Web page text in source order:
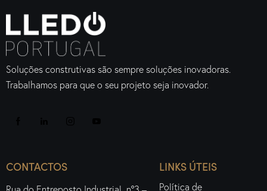
Soluções construtivas são sempre soluções inovadoras.
Trabalhamos para que o seu projeto seja inovador.
CONTACTOS LINKS ÚTEIS
Política de